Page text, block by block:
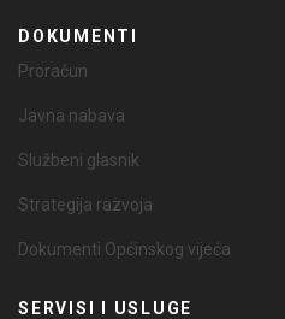
DOKUMENTI
Proračun
Javna nabava
Službeni glasnik
Strategija razvoja
Dokumenti Općinskog vijeća
SERVISI I USLUGE